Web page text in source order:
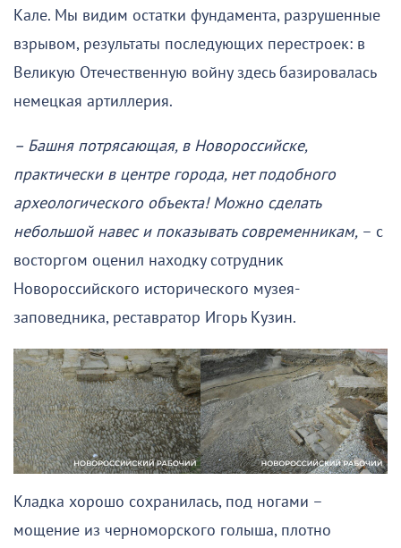
Кале. Мы видим остатки фундамента, разрушенные
взрывом, результаты последующих перестроек: в
Великую Отечественную войну здесь базировалась
немецкая артиллерия.
– Башня потрясающая, в Новороссийске,
практически в центре города, нет подобного
археологического объекта! Можно сделать
небольшой навес и показывать современникам, – с
восторгом оценил находку сотрудник
Новороссийского исторического музея-
заповедника, реставратор Игорь Кузин.
Кладка хорошо сохранилась, под ногами –
мощение из черноморского голыша, плотно